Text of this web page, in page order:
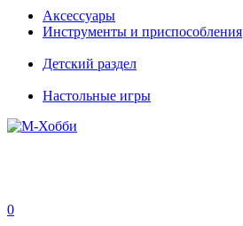
Аксессуары
Инструменты и приспособления
Детский раздел
Настольные игры
0